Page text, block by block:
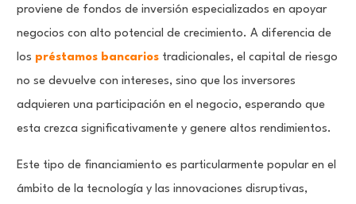
proviene de fondos de inversión especializados en apoyar
negocios con alto potencial de crecimiento. A diferencia de
los préstamos bancarios tradicionales, el capital de riesgo
no se devuelve con intereses, sino que los inversores
adquieren una participación en el negocio, esperando que
esta crezca significativamente y genere altos rendimientos.
Este tipo de financiamiento es particularmente popular en el
ámbito de la tecnología y las innovaciones disruptivas,